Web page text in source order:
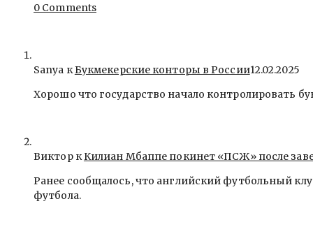
0 Comments
Sanya кБукмекерские конторы в России12.02.2025
Хорошо что государство начало контролировать
Виктор кКилиан Мбаппе покинет «ПСЖ» после
Ранее сообщалось, что английский футбольный
футбола.